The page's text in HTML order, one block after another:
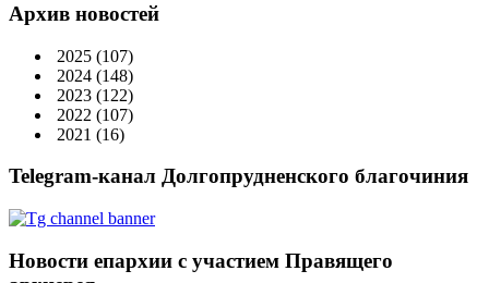
Архив новостей
2025 (107)
2024 (148)
2023 (122)
2022 (107)
2021 (16)
Telegram-канал Долгопрудненского благочиния
Новости епархии с участием Правящего